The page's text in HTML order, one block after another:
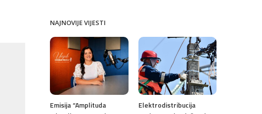
NAJNOVIJE VIJESTI
Emisija “Amplituda
Elektrodistribucija